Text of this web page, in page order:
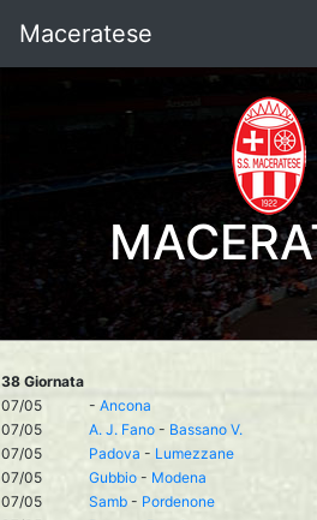
Maceratese
38 Giornata
07/05
- Ancona
07/05
A. J. Fano - Bassano V.
07/05
Padova - Lumezzane
07/05
Gubbio - Modena
07/05
Samb - Pordenone